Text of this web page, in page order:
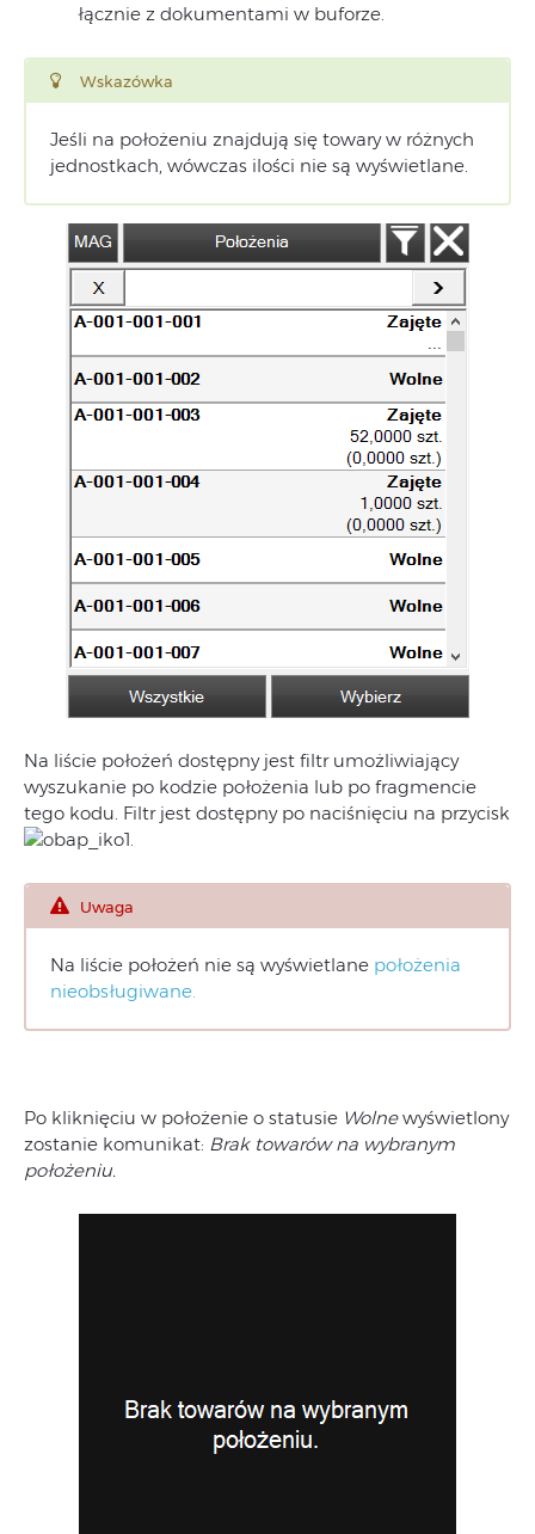
łącznie z dokumentami w buforze.
Wskazówka
Jeśli na położeniu znajdują się towary w różnych
jednostkach, wówczas ilości nie są wyświetlane.
Na liście położeń dostępny jest filtr umożliwiający
wyszukanie po kodzie położenia lub po fragmencie
tego kodu. Filtr jest dostępny po naciśnięciu na przycisk
.
Uwaga
Na liście położeń nie są wyświetlane położenia
nieobsługiwane.
Po kliknięciu w położenie o statusie Wolnewyświetlony
zostanie komunikat: Brak towarów na wybranym
położeniu.